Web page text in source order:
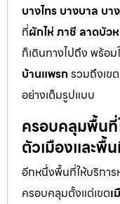
บางไทร บางบาล บา
ที่ผักไห่ ภาชี ลาดบัว
ก็เดินทางไปถึง พร้อ
บ้านแพรกรวมถึงเข
อย่างเต็มรูปแบบ
ครอบคลุมพื้นที่
ตัวเมืองและพื้
อีกหนึ่งพื้นที่ให้บริการ
ครอบคลุมตั้งแต่เขต